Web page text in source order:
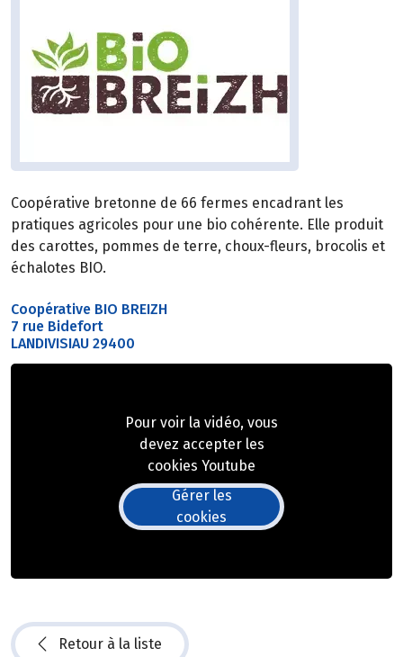
Coopérative bretonne de 66 fermes encadrant les
pratiques agricoles pour une bio cohérente. Elle produit
des carottes, pommes de terre, choux-fleurs, brocolis et
échalotes BIO.
Coopérative BIO BREIZH
7 rue Bidefort
LANDIVISIAU 29400
Pour voir la vidéo, vous
devez accepter les
cookies Youtube
Gérer les
cookies
Retour à la liste